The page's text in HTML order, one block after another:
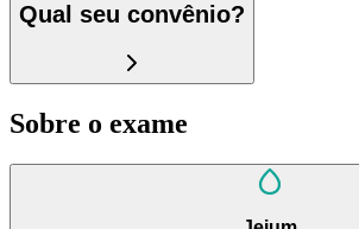
Qual seu convênio?
Sobre o exame